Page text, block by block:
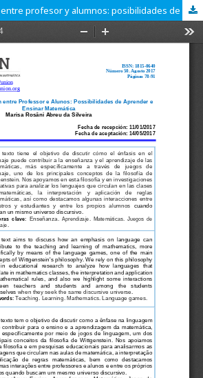
Juegos de idiomas entre profesor y alumnos: posibilidades de aprender y enseñar matemáticas